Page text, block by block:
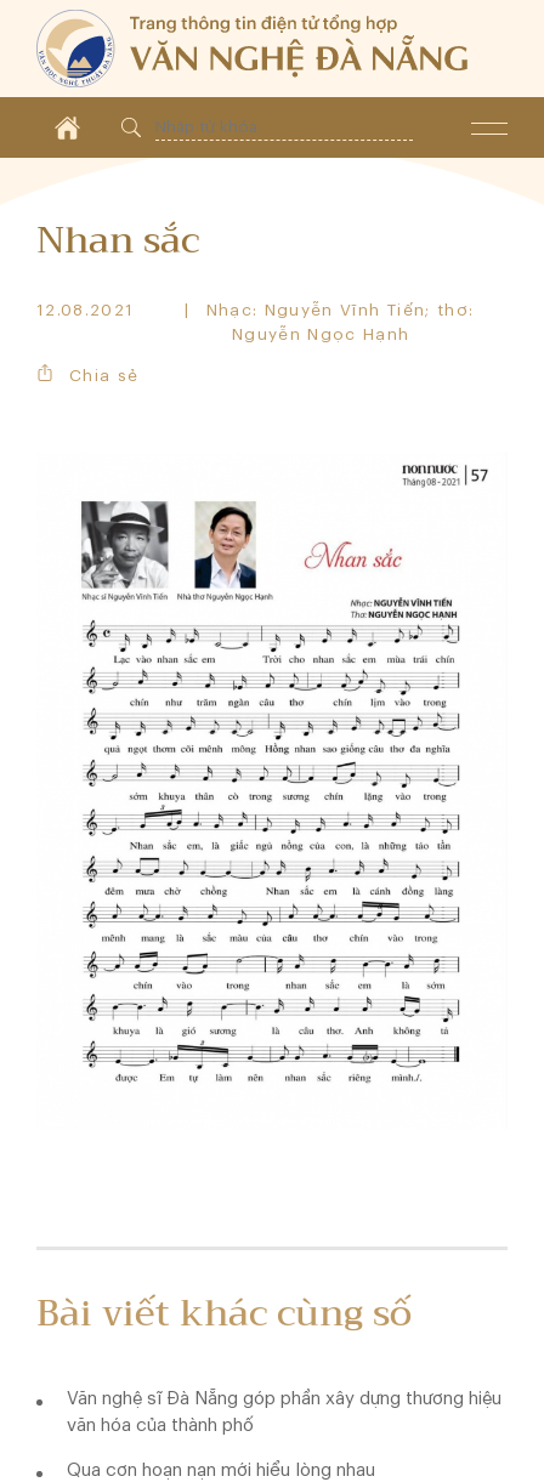
Nhan sắc
12.08.2021
Nhạc: Nguyễn Vĩnh Tiến; thơ:
Nguyễn Ngọc Hạnh
Chia sẻ
Bài viết khác cùng số
Văn nghệ sĩ Đà Nẵng góp phần xây dựng thương hiệu
văn hóa của thành phố
Qua cơn hoạn nạn mới hiểu lòng nhau